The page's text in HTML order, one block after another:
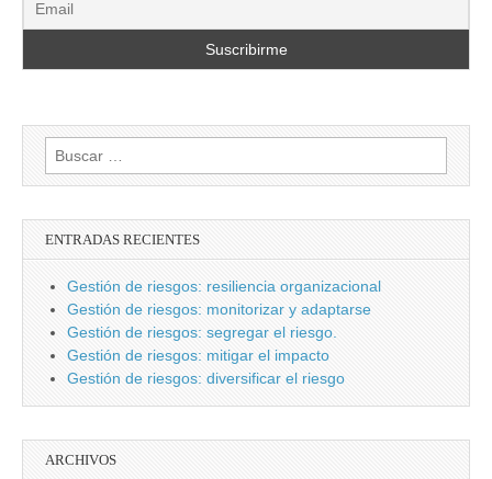
Buscar:
ENTRADAS RECIENTES
Gestión de riesgos: resiliencia organizacional
Gestión de riesgos: monitorizar y adaptarse
Gestión de riesgos: segregar el riesgo.
Gestión de riesgos: mitigar el impacto
Gestión de riesgos: diversificar el riesgo
ARCHIVOS